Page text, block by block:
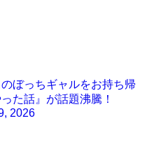
ぼっちギャルをお持ち帰
た話』が話題沸騰！
2026